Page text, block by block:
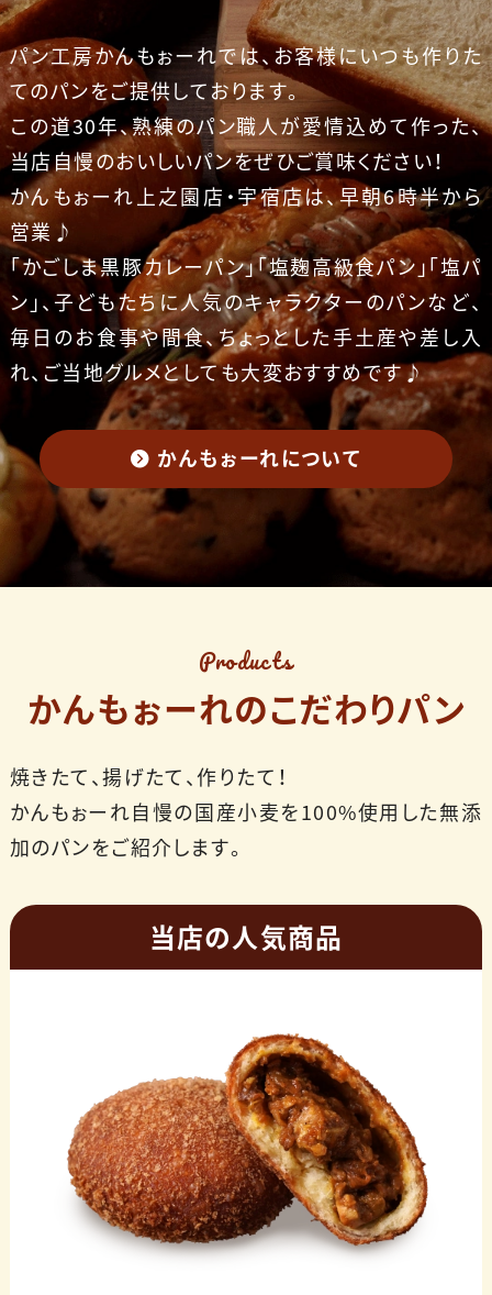
パン工房かんもぉーれでは、お客様にいつも作りた
てのパンをご提供しております。
この道30年、熟練のパン職人が愛情込めて作った、
当店自慢のおいしいパンをぜひご賞味ください！
かんもぉーれ上之園店・宇宿店は、早朝6時半から
営業♪
「かごしま黒豚カレーパン」「塩麹高級食パン」「塩パ
ン」、子どもたちに人気のキャラクターのパンなど、
毎日のお食事や間食、ちょっとした手土産や差し入
れ、ご当地グルメとしても大変おすすめです♪
かんもぉーれについて
Products
かんもぉーれのこだわりパン
焼きたて、揚げたて、作りたて！
かんもぉーれ自慢の国産小麦を100%使用した無添
加のパンをご紹介します。
当店の人気商品